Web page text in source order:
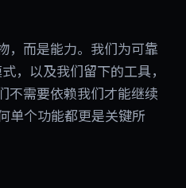
，而是能力。我们为可靠
，以及我们留下的工具，
不需要依赖我们才能继续
单个功能都更是关键所